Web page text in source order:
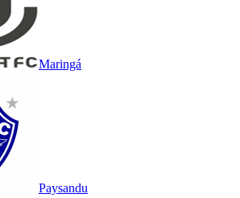
Maringá
Paysandu